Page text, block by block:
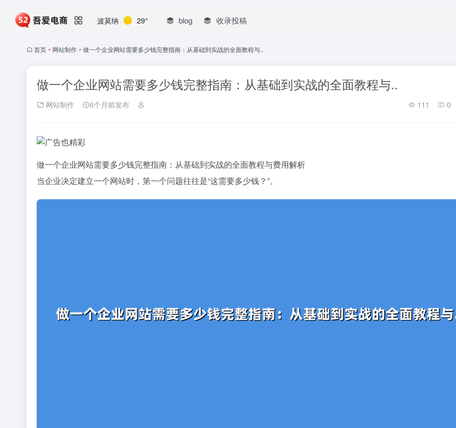
波莫纳 29° blog 收录投稿
首页 • 网站制作 • 做一个企业网站需要多少钱完整指南：从基础到实战的全面教程与..
做一个企业网站需要多少钱完整指南：从基础到实战的全面教程与..
网站制作 6个月前发布 111 0
做一个企业网站需要多少钱完整指南：从基础到实战的全面教程与费用解析
当企业决定建立一个网站时，第一个问题往往是“这需要多少钱？”。